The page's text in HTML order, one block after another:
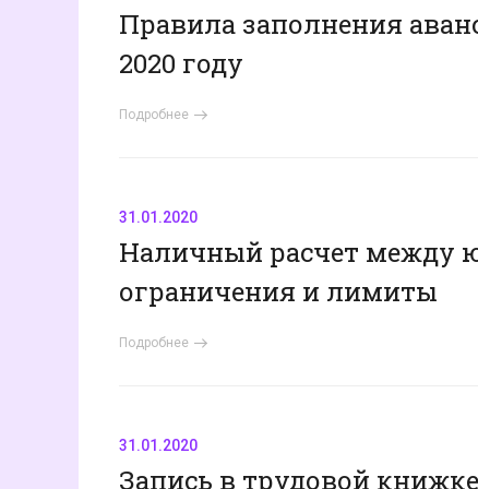
Правила заполнения
2020 году
Подробнее
31.01.2020
Наличный расчет между
ограничения и лимиты
Подробнее
31.01.2020
Запись в трудовой